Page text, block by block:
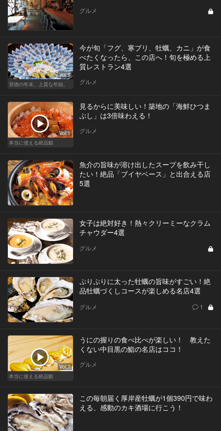
グルメ
Vol.5
背徳の年末、上質な年始。
今が旬「フグ、寒ブリ、牡蠣、カニ」が食
べたくなったら、この店へ！旬を極める上
質レストラン4選
グルメ
Vol.1
本当に使える絶品鮨
見るからに美味しい！築地の「海鮮ひつま
ぶし」は3倍味わえる！
グルメ
魚介の旨味が溶け出したスープを飲み干し
たい！絶品「ブイヤベース」と出合える店
5選
女子は絶対好き！熱々クリーミーなクラム
チャウダー4選
グルメ
ぷりぷりに太った牡蠣の旨味がすごい！絶
品牡蠣づくしコースが楽しめる名店4選
グルメ 1
Vol.7
本当に使える絶品鮨
うにの握りの食べ比べが楽しい！ 教えた
くない中目黒の鮨の名店はココ！
グルメ
この毎朝届く厚岸産牡蠣が1個390円で味わ
える、感動のカキ酒場に行こう！